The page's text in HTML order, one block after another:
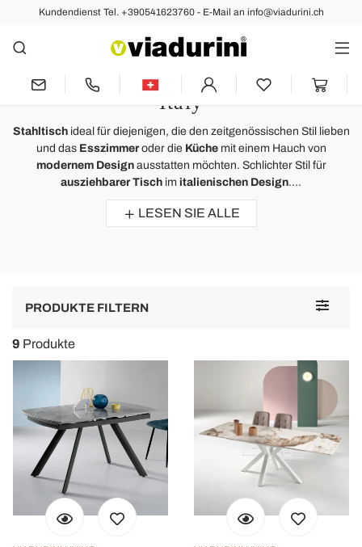
Kundendienst Tel. +390541623760 - E-Mail an info@viadurini.ch
Stahltisch Ausziehbar für Moderne
Esszimmer und Küche Made in
Italy
Stahltischideal für diejenigen, die den zeitgenössischen Stil lieben
und das Esszimmeroder die Küche mit einem Hauch von
modernem Designausstatten möchten. Schlichter Stil für
ausziehbarer Tisch im italienischen Design....
LESEN SIE ALLE
Toggle
PRODUKTE FILTERN
9 Produkte